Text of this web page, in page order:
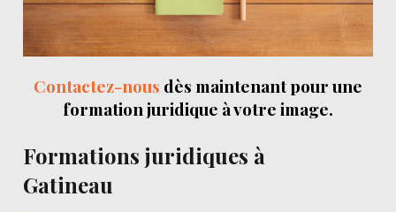
Contactez-nous dès maintenant pour une
formation juridique à votre image.
Formations juridiques à
Gatineau